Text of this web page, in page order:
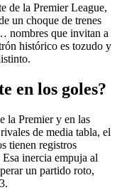
de la Premier League,
un choque de trenes
nombres que invitan a
histórico es tozudo y
en los goles?
la Premier y en las
de media tabla, el
tienen registros
inercia empuja al
un partido roto,